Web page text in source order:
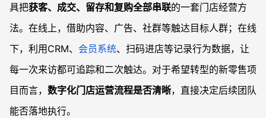
具把获客、成交、留存和复购全部串联的一套门店经营方
法。在线上，借助内容、广告、社群等触达目标人群；在线
下，利用CRM、 会员系统、扫码进店等记录行为数据，让
每一次来访都可追踪和二次触达。对于希望转型的新零售项
目而言， 数字化门店运营流程是否清晰，直接决定后续团队
能否落地执行。